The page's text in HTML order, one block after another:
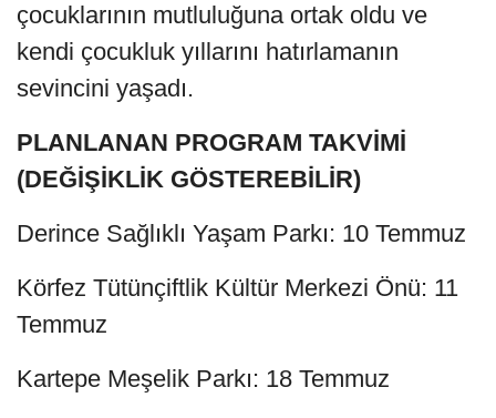
çocuklarının mutluluğuna ortak oldu ve
kendi çocukluk yıllarını hatırlamanın
sevincini yaşadı.
PLANLANAN PROGRAM TAKVİMİ
(DEĞİŞİKLİK GÖSTEREBİLİR)
Derince Sağlıklı Yaşam Parkı: 10 Temmuz
Körfez Tütünçiftlik Kültür Merkezi Önü: 11
Temmuz
Kartepe Meşelik Parkı: 18 Temmuz